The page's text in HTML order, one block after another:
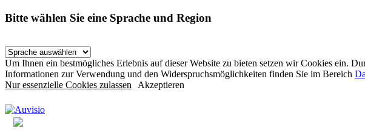
Bitte wählen Sie eine Sprache und Region
Um Ihnen ein bestmögliches Erlebnis auf dieser Website zu bieten setzen wir Cookies ein.
Informationen zur Verwendung und den Widerspruchsmöglichkeiten finden Sie im Bereich
Nur essenzielle Cookies zulassen Akzeptieren